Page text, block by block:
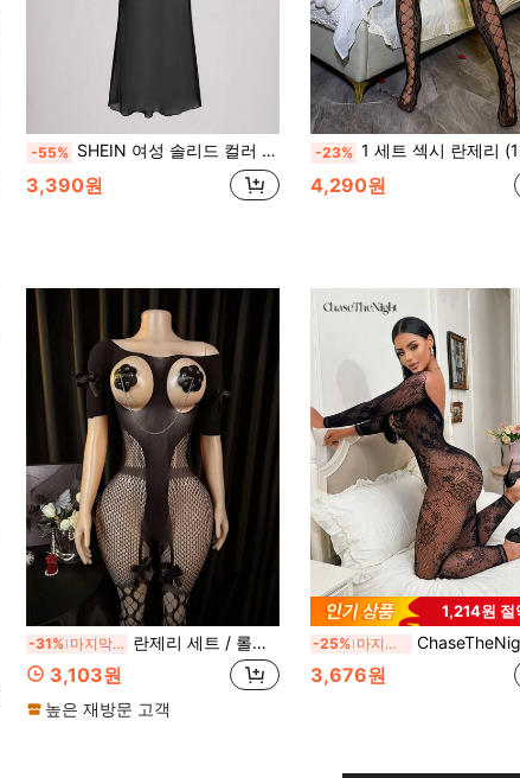
-55% SHEIN 여성 솔리드 컬러 라운드 넥 민소매 메쉬 바디콘 섹시 잠옷 베이비돌 속옷 외출용
3,390원
-23% 1 세트 섹시 란제리 (1개 Fishnet 디테일 바디수트, 1개 와이드 넥 Fishnet 스타킹, Hollow-Out 자카드 원단, 1개 하이 스트레치 레오파드 프린트 잠옷 포함), 크리스마스, 발렌타인데이,
4,290원
-31% 마지막 2일 란제리 세트 / 롤플레이 의상, 커버업, 피쉬넷 바디수트 탄성 피쉬넷 란제리 바디수트 걸 및 걸 비키니
3,103원
높은 재방문 고객
1,214원 절
-25% 마지막 3일 ChaseTheNight 여성 섹시 란제리 점프수트, 블랙 자카드 메시 할로우 아웃 친밀한 의류, 여성용 섹시 란제리, 성인, 신혼여행, 핫, 데이트 나이트, 란제리, 피쉬넷 섹시
3,676원